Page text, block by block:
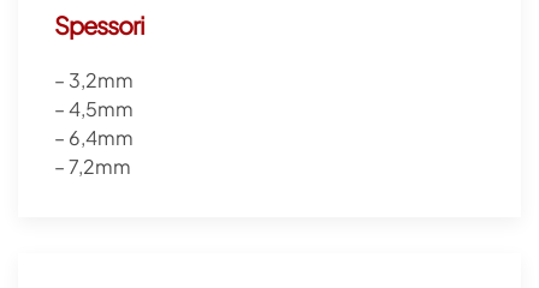
Spessori
– 3,2mm
– 4,5mm
– 6,4mm
– 7,2mm